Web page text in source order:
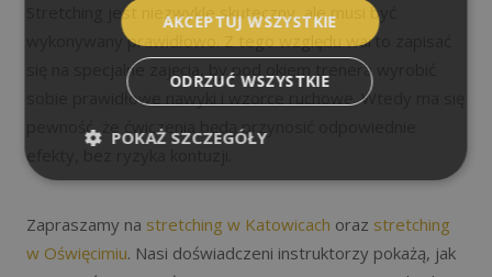
Stretching jest niezwykle skuteczny, ale musi być
wykonywany prawidłowo. Z tego względu warto zapisać
się na specjalne zajęcia, by pod okiem trenera wyrobić
sobie prawidłowe nawyki i wzorce ruchowe. Wtedy ma się
pewność, że ćwiczenia będą przynosić odpowiednie
efekty, bez ryzyka kontuzji.
Zapraszamy na stretching w Katowicach oraz stretching
w Oświęcimiu. Nasi doświadczeni instruktorzy pokażą, jak
AKCEPTUJ WSZYSTKIE
ODRZUĆ WSZYSTKIE
POKAŻ SZCZEGÓŁY